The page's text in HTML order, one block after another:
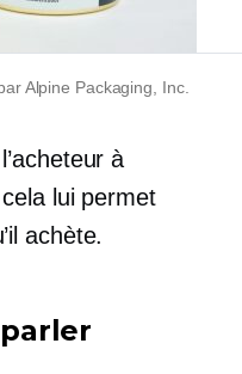
Alpine Packaging, Inc.
à
lui permet
achète.